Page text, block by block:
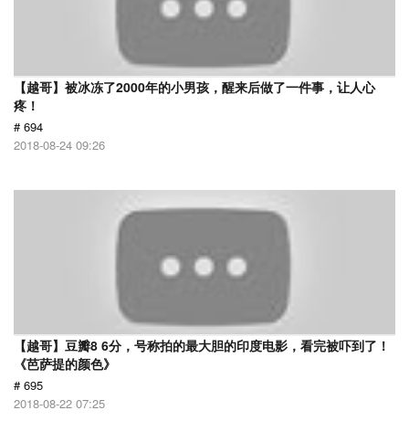
【越哥】被冰冻了2000年的小男孩，醒来后做了一件事，让人心
疼！
# 694
2018-08-24 09:26
【越哥】豆瓣8 6分，号称拍的最大胆的印度电影，看完被吓到了！
《芭萨提的颜色》
# 695
2018-08-22 07:25